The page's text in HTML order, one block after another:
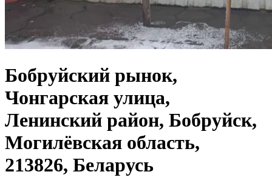
Бобруйский рынок,
Чонгарская улица,
Ленинский район, Бобруйск,
Могилёвская область,
213826, Беларусь